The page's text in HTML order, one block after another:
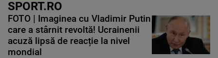
SPORT.RO
FOTO | Imaginea cu Vladimir Putin
care a stârnit revoltă! Ucrainenii
acuză lipsă de reacție la nivel
mondial